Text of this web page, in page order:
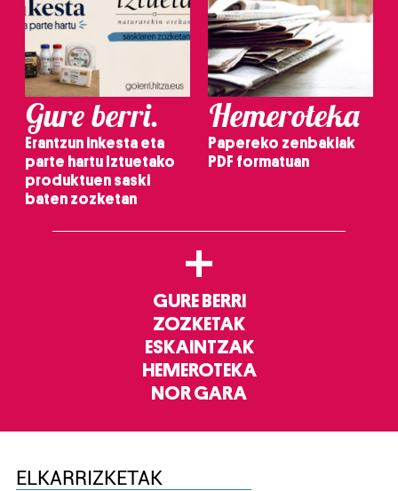
Gure berri.
Erantzun inkesta eta
parte hartu Iztuetako
produktuen saski
baten zozketan
Hemeroteka
Papereko zenbakiak
PDF formatuan
+
GURE BERRI
ZOZKETAK
ESKAINTZAK
HEMEROTEKA
NOR GARA
ELKARRIZKETAK